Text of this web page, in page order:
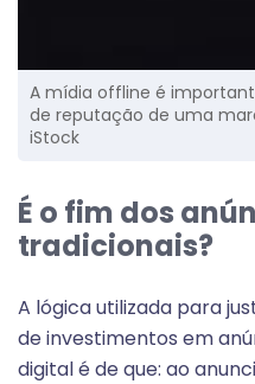
A mídia offline é
de reputação de uma
iStock
É o fim dos
tradicionais?
A lógica utilizada para
de investimentos em
digital é de que: ao